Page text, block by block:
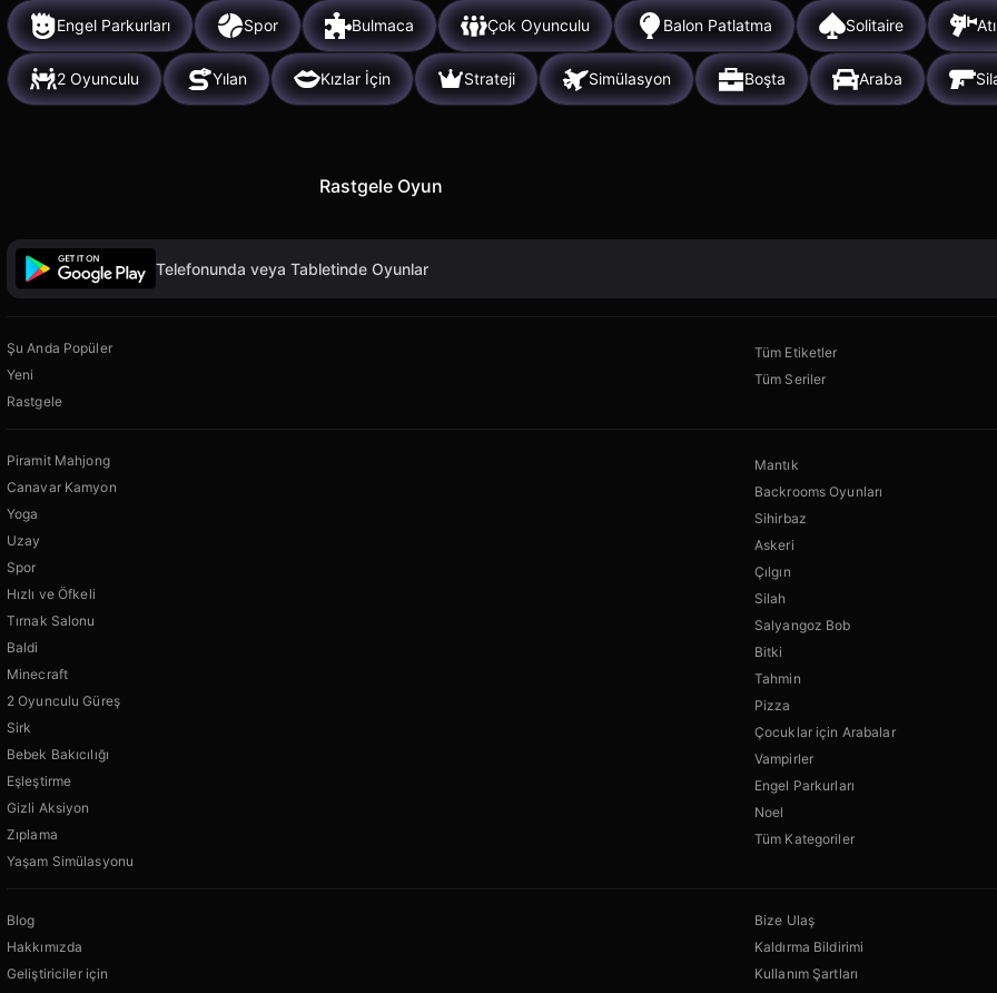
Engel Parkurları Spor Bulmaca Çok Oyunculu Balon Patlatma Solitaire
2 Oyunculu Yılan Kızlar İçin Strateji Simülasyon Boşta Araba
Rastgele Oyun
Telefonunda veya Tabletinde Oyunlar
Şu Anda Popüler
Yeni
Rastgele
Tüm Etiketler
Tüm Seriler
Piramit Mahjong
Canavar Kamyon
Yoga
Uzay
Spor
Hızlı ve Öfkeli
Tırnak Salonu
Baldi
Minecraft
2 Oyunculu Güreş
Sirk
Bebek Bakıcılığı
Eşleştirme
Gizli Aksiyon
Zıplama
Yaşam Simülasyonu
Mantık
Backrooms Oyunları
Sihirbaz
Askeri
Çılgın
Silah
Salyangoz Bob
Bitki
Tahmin
Pizza
Çocuklar için Arabalar
Vampirler
Engel Parkurları
Noel
Tüm Kategoriler
Blog
Hakkımızda
Geliştiriciler için
Bize Ulaş
Kaldırma Bildirimi
Kullanım Şartları